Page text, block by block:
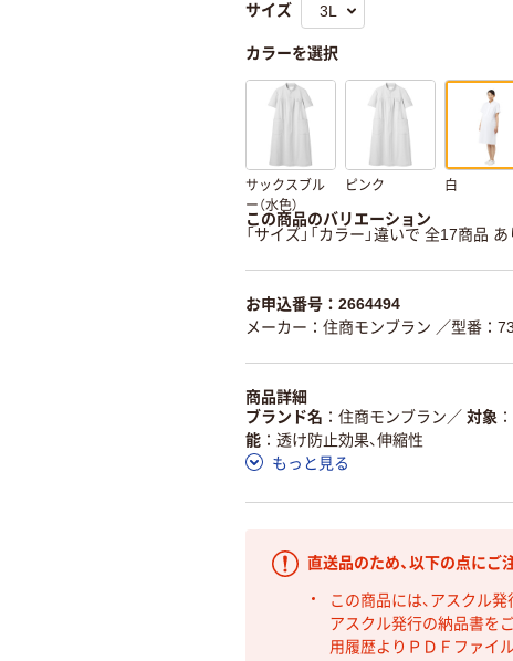
サイズ
カラーを選択
サックスブル
ー（水色）
ピンク 白
この商品のバリエーション
「サイズ」「カラー」違いで 全17商品 あ
お申込番号：2664494
メーカー：住商モンブラン ／型番：
商品詳細
ブランド名
住商モンブラン ／ 対象
能
透け防止効果、伸縮性
もっと見る
直送品のため、以下の点にご
この商品には、アスクル
アスクル発行の納品書を
用履歴よりＰＤＦファイ